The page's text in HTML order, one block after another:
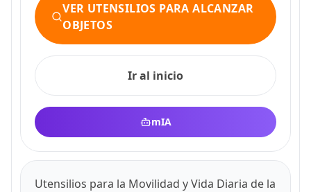
VER UTENSILIOS PARA ALCANZAR
OBJETOS
Ir al inicio
mIA
Utensilios para la Movilidad y Vida Diaria de la